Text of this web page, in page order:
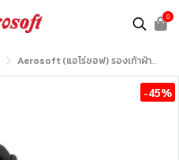
0
Aerosoft (แอโร่ซอฟ) รองเท้าผ้าใบเพื่อสุขภาพ รุ่น SN7905
-45%